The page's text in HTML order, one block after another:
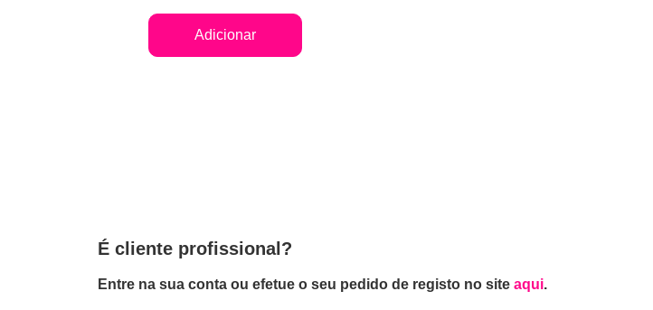
Adicionar
É cliente profissional?
Entre na sua conta ou efetue o seu pedido de registo no site aqui.